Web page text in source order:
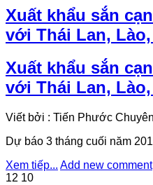
Xuất khẩu sắn
với Thái Lan,
Xuất khẩu sắn
với Thái Lan,
Viết bởi : Tiến Phước
Dự báo 3 tháng cuối năm
Xem tiếp... Add new comment
12 10